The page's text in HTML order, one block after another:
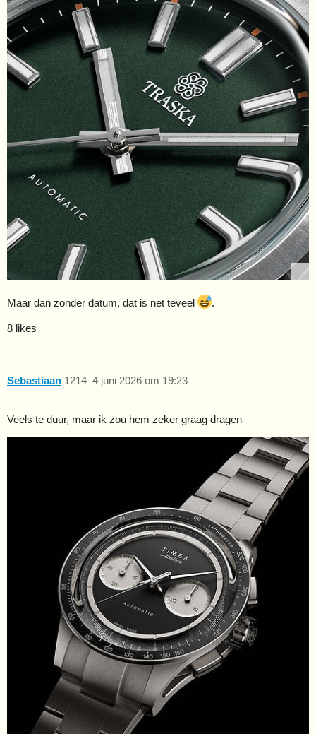
Maar dan zonder datum, dat is net teveel .
8 likes
Sebastiaan 4 juni 2026 om 19:23
1214
Veels te duur, maar ik zou hem zeker graag dragen